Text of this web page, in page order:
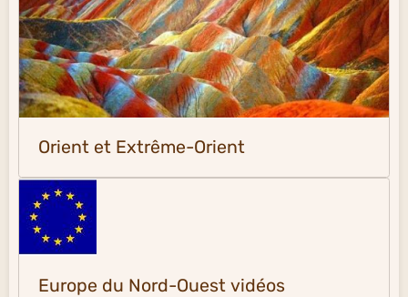
Orient et Extrême-Orient
Europe du Nord-Ouest vidéos